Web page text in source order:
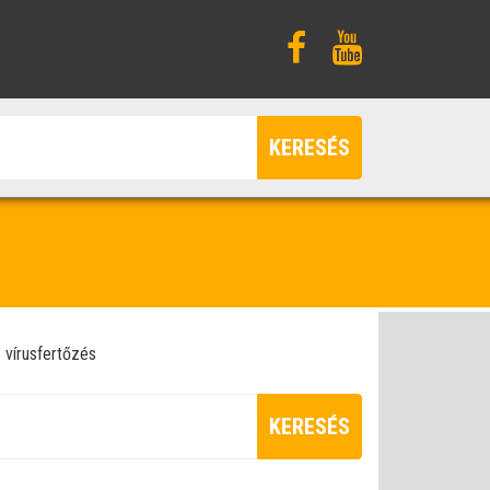
KERESÉS
vírusfertőzés
KERESÉS